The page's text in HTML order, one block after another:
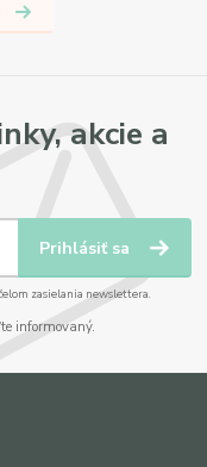
akcie a
Prihlásiť sa
zasielania newslettera.
informovaný.